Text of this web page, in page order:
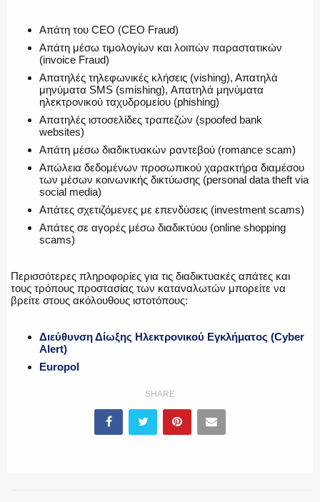
ΑΣΤΥΝΟΜΙΚΟ ΡΕΠΟΡΤΑΖ
Η ΦΩΝΗ ΣΟΥ
ΟΠΛΑ/ΕΞΟΠΛΙΣΜΟΣ
ΟΜΑΔΕΣ ΕΛ.ΑΣ.
Απάτη του CEO (CEO Fraud)
Απάτη μέσω τιμολογίων και λοιπών παραστατικών
(invoice Fraud)
Απατηλές τηλεφωνικές κλήσεις (vishing), Απατηλά
μηνύματα SMS (smishing), Απατηλά μηνύματα
ηλεκτρονικού ταχυδρομείου (phishing)
Απατηλές ιστοσελίδες τραπεζών (spoofed bank
websites)
Απάτη μέσω διαδικτυακών ραντεβού (romance scam)
Απώλεια δεδομένων προσωπικού χαρακτήρα διαμέσου
των μέσων κοινωνικής δικτύωσης (personal data theft via
social media)
Απάτες σχετιζόμενες με επενδύσεις (investment scams)
Απάτες σε αγορές μέσω διαδικτύου (online shopping
scams)
Περισσότερες πληροφορίες για τις διαδικτυακές απάτες και
τους τρόπους προστασίας των καταναλωτών μπορείτε να
βρείτε στους ακόλουθους ιστοτόπους:
Διεύθυνση Δίωξης Ηλεκτρονικού Εγκλήματος (Cyber
Alert)
Europol
SHARE